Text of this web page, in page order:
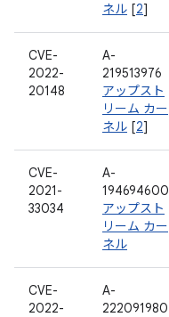
ネル [2]
CVE-
2022-
20148
A-
219513976
アップスト
リーム カー
ネル [2]
CVE-
2021-
33034
A-
194694600
アップスト
リーム カー
ネル
CVE-
2022-
A-
222091980